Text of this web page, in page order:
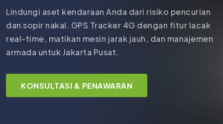
Lindungi aset kendaraan Anda dari risiko pencurian
dan sopir nakal. GPS Tracker 4G dengan fitur lacak
real-time, matikan mesin jarak jauh, dan manajemen
armada untuk Jakarta Pusat.
KONSULTASI & PENAWARAN